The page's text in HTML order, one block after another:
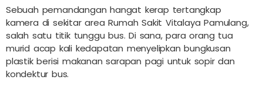
Sebuah pemandangan hangat kerap tertangkap
kamera di sekitar area Rumah Sakit Vitalaya Pamulang,
salah satu titik tunggu bus. Di sana, para orang tua
murid acap kali kedapatan menyelipkan bungkusan
plastik berisi makanan sarapan pagi untuk sopir dan
kondektur bus.